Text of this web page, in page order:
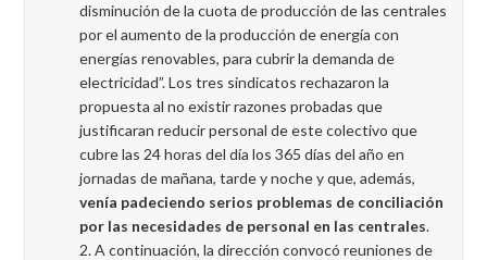
disminución de la cuota de producción de las centrales
por el aumento de la producción de energía con
energías renovables, para cubrir la demanda de
electricidad”. Los tres sindicatos rechazaron la
propuesta al no existir razones probadas que
justificaran reducir personal de este colectivo que
cubre las 24 horas del día los 365 días del año en
jornadas de mañana, tarde y noche y que, además,
venía padeciendo serios problemas de conciliación
por las necesidades de personal en las centrales.
A continuación, la dirección convocó reuniones de